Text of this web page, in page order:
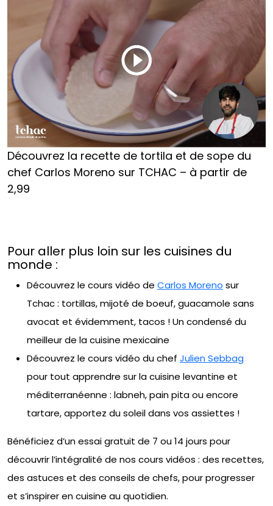
Découvrez la recette de tortila et de sope du
chef Carlos Moreno sur TCHAC – à partir de
2,99
Pour aller plus loin sur les cuisines du
monde :
Découvrez le cours vidéo de Carlos Moreno sur
Tchac : tortillas, mijoté de boeuf, guacamole sans
avocat et évidemment, tacos ! Un condensé du
meilleur de la cuisine mexicaine
Découvrez le cours vidéo du chef Julien Sebbag
pour tout apprendre sur la cuisine levantine et
méditerranéenne : labneh, pain pita ou encore
tartare, apportez du soleil dans vos assiettes !
Bénéficiez d’un essai gratuit de 7 ou 14 jours pour
découvrir l’intégralité de nos cours vidéos : des recettes,
des astuces et des conseils de chefs, pour progresser
et s’inspirer en cuisine au quotidien.